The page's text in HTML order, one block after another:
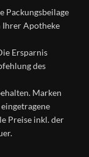
Packungsbeilage
Ihrer Apotheke
Ersparnis
des
Marken
Preise inkl. der